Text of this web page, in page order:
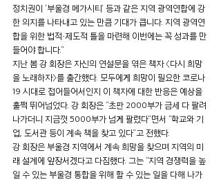
정치권이 ‘부울경 메가시티’ 등과 같은 지역 광역연합에 강
한 의지를 나타내고 있는 만큼 기대가 큽니다. 지역 광역연
합을 위한 법적·제도적 틀을 마련해 이번에는 꼭 성과를 만
들어야 합니다.”
지난 봄 강 회장은 자신의 연설문을 엮은 책자 〈다시 희망
을 노래하자〉를 출간했다. 모두에게 희망이 필요한 코로나
19 시대로 접어들어서인지 이 책자에 대한 반응은 예상을
훌쩍 뛰어넘었다. 강 회장은 “초판 2000부가 금세 다 팔려
나가더니 지금껏 5000부가 넘게 팔렸다”면서 “학교와 기
업, 도서관 등이 계속 책을 찾고 있다”고 전했다.
강 회장은 부울경 지역에서 계속 희망을 찾으며 지역의 미
래 설계에 앞장서겠다고 다짐했다. 그는 “지역 경쟁력을 높
일 수 있는 부울경 통합을 위해 할 수 있는 일을 다해 나가